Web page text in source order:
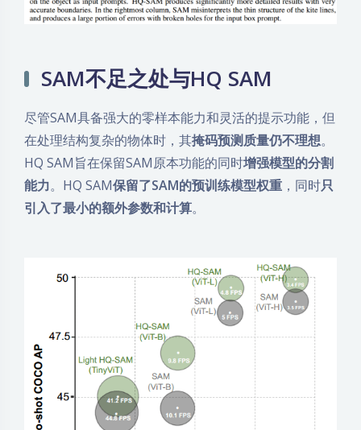
SAM不足之处与HQ SAM
尽管SAM具备强大的零样本能力和灵活的提示功能，但
在处理结构复杂的物体时，其掩码预测质量仍不理想。
HQ SAM旨在保留SAM原本功能的同时增强模型的分割
能力。HQ SAM保留了SAM的预训练模型权重 ，同时只
引入了最小的额外参数和计算。